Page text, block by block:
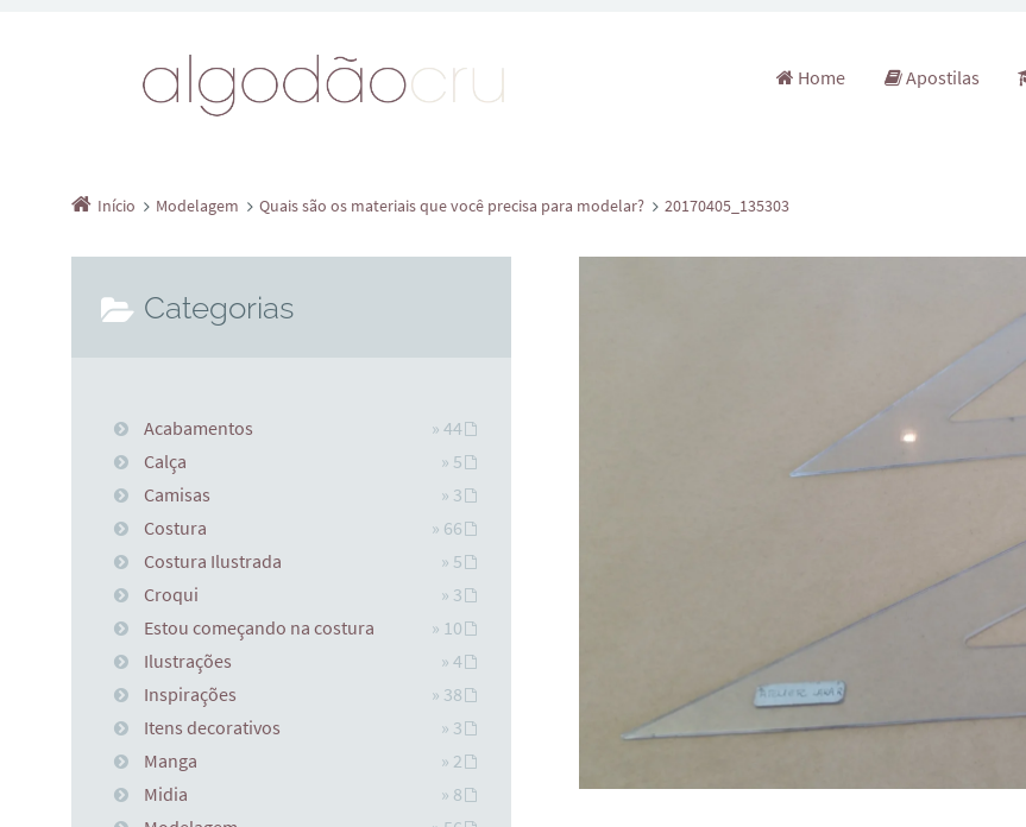
Pular para o conteúdo
Home Apostilas
Início Modelagem Quais são os materiais que você precisa para modelar? 20170405_135303
Categorias
Acabamentos
» 44
Calça
» 5
Camisas
» 3
Costura
» 66
Costura Ilustrada
» 5
Croqui
» 3
Estou começando na costura
» 10
Ilustrações
» 4
Inspirações
» 38
Itens decorativos
» 3
Manga
» 2
Midia
» 8